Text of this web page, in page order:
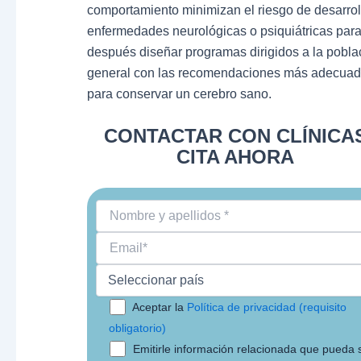
comportamiento minimizan el riesgo de
enfermedades neurológicas o psiquiátricas para
después diseñar programas dirigidos a la
general con las recomendaciones más
para conservar un cerebro sano.
CONTACTAR CON
CITA AHORA
Aceptar la Política de privacidad (requisito
obligatorio)
Emitirle información relacionada que pueda